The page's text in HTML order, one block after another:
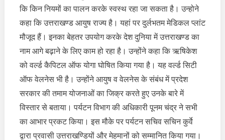
कि किन नियमों का पालन करके स्वस्थ रहा जा सकता है। उन्होने
कहा कि उत्तराखण्ड आयुष राज्य है। यहां पर दुर्लभतम मेडिकल प्लांट
मौजूद हैं। इनका बेहतर उपयोग करके देश दुनिया में उत्तराखण्ड का
नाम आगे बढ़ाने के लिए काम हो रहा है। उन्होंने कहा कि ऋषिकेश
को वर्ल्ड कैपिटल ऑफ योगा घोषित किया गया है। यह वर्ल्ड सिटी
ऑफ वेलनेस भी है। उन्होंने आयुष व वेलनेस के संबंध में प्रदेश
सरकार की तमाम योजनाओं का जिक्र करते हुए उनके बारे में
विस्तार से बताया। पर्यटन विभाग की अधिकारी पूनम चंद्र ने सभी
का आभार प्रकट किया। इस मौके पर पर्यटन सचिव सचिन कुर्वे
द्वारा प्रवासी उत्तराखण्डियों और मेहमानों को सम्मानित किया गया।